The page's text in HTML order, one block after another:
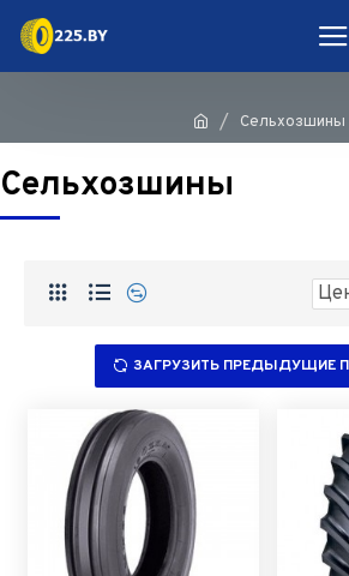
Сельхозшины
Сельхозшины
ЗАГРУЗИТЬ ПРЕДЫДУЩИЕ